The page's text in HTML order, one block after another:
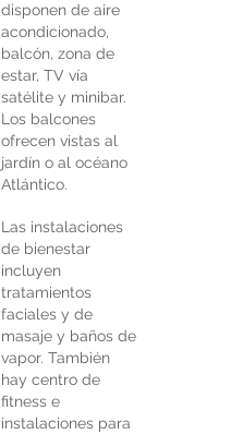
disponen de aire
acondicionado,
balcón, zona de
estar, TV vía
satélite y minibar.
Los balcones
ofrecen vistas al
jardín o al océano
Atlántico.
Las instalaciones
de bienestar
incluyen
tratamientos
faciales y de
masaje y baños de
vapor. También
hay centro de
fitness e
instalaciones para